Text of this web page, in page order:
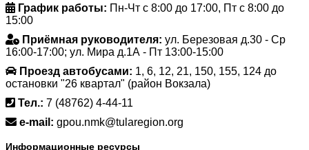
График работы: Пн-Чт с 8:00 до 17:00, Пт с 8:00 до
15:00
Приёмная руководителя: ул. Березовая д.30 - Ср
16:00-17:00; ул. Мира д.1А - Пт 13:00-15:00
Проезд автобусами: 1, 6, 12, 21, 150, 155, 124 до
остановки "26 квартал" (район Вокзала)
Тел.: 7 (48762) 4-44-11
e-mail: gpou.nmk@tularegion.org
Информационные ресурсы